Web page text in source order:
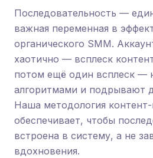
Последовательность —
важная переменная в
органического SMM.
хаотично — всплеск
потом ещё один всплеск —
алгоритмами и подрывают
Наша методология контент-
обеспечивает, чтобы
встроена в систему, а не
вдохновения.